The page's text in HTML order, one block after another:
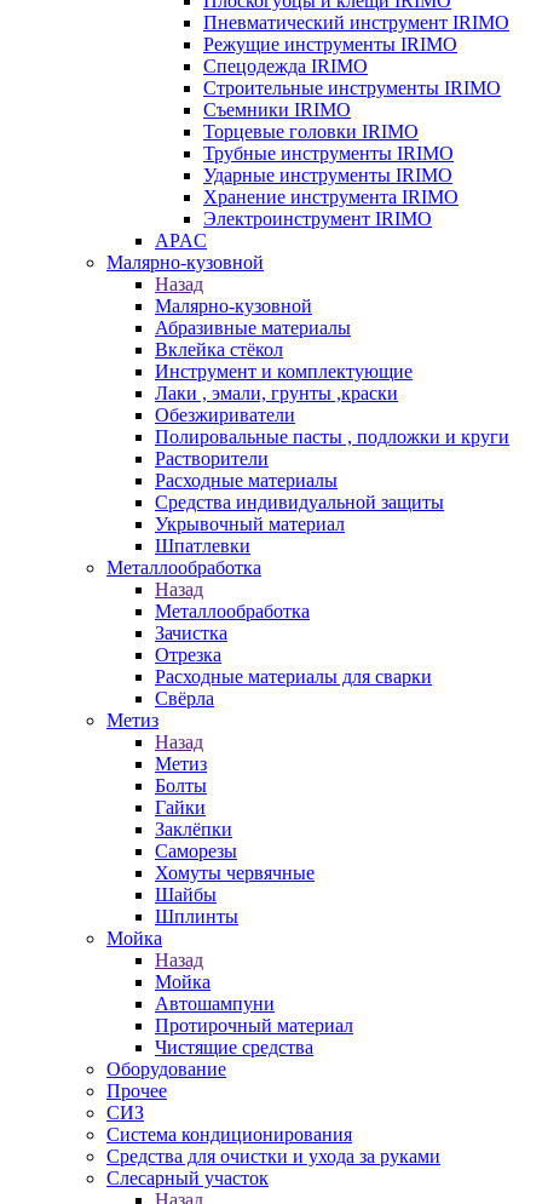
Пневматический инструмент IRIMO
Режущие инструменты IRIMO
Спецодежда IRIMO
Строительные инструменты IRIMO
Съемники IRIMO
Торцевые головки IRIMO
Трубные инструменты IRIMO
Ударные инструменты IRIMO
Хранение инструмента IRIMO
Электроинструмент IRIMO
APAC
Малярно-кузовной
Назад
Малярно-кузовной
Абразивные материалы
Вклейка стёкол
Инструмент и комплектующие
Лаки , эмали, грунты ,краски
Обезжириватели
Полировальные пасты , подложки и круги
Растворители
Расходные материалы
Средства индивидуальной защиты
Укрывочный материал
Шпатлевки
Металлообработка
Назад
Металлообработка
Зачистка
Отрезка
Расходные материалы для сварки
Свёрла
Метиз
Назад
Метиз
Болты
Гайки
Заклёпки
Саморезы
Хомуты червячные
Шайбы
Шплинты
Мойка
Назад
Мойка
Автошампуни
Протирочный материал
Чистящие средства
Оборудование
Прочее
СИЗ
Система кондиционирования
Средства для очистки и ухода за руками
Слесарный участок
Назад